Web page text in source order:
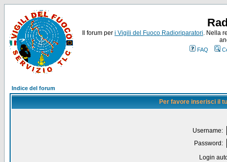
Il forum per i Vigili del Fuoco Radioriparatori. Nella
FAQ
Indice del forum
Per favore inserisci il
Username:
Password:
Login